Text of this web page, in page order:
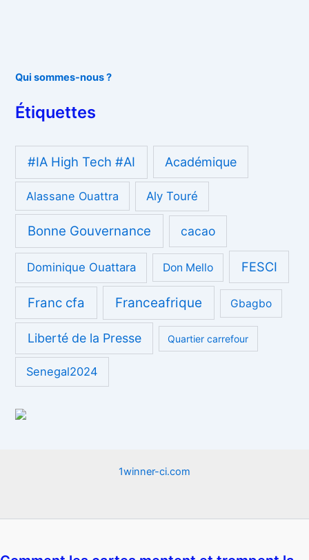
Qui sommes-nous ?
Étiquettes
#IA High Tech #AI Académique
Alassane Ouattra Aly Touré
Bonne Gouvernance cacao
Dominique Ouattara Don Mello FESCI
Franc cfa Franceafrique Gbagbo
Liberté de la Presse Quartier carrefour
Senegal2024
1winner-ci.com